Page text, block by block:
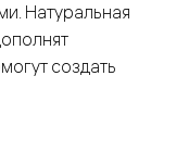
Натуральная
создать